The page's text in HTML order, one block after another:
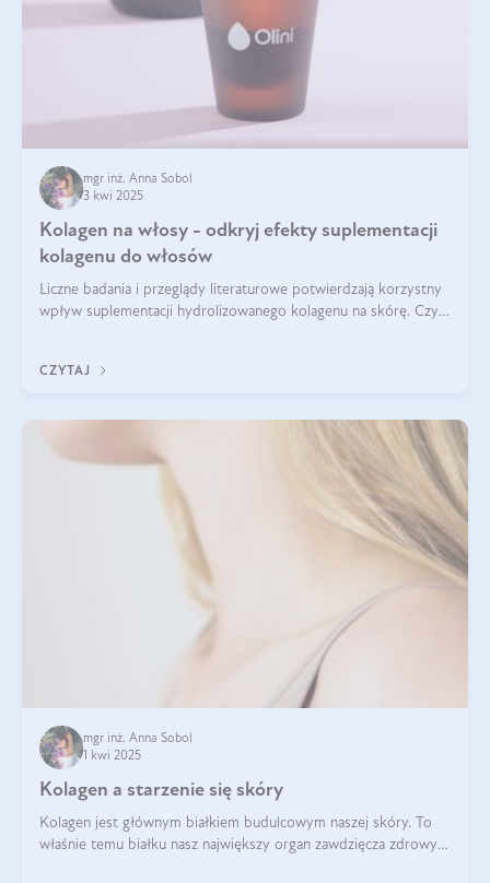
mgr inż. Anna Sobol
3 kwi 2025
Kolagen na włosy - odkryj efekty suplementacji
kolagenu do włosów
Liczne badania i przeglądy literaturowe potwierdzają korzystny
wpływ suplementacji hydrolizowanego kolagenu na skórę. Czy
CZYTAJ
mgr inż. Anna Sobol
1 kwi 2025
Kolagen a starzenie się skóry
Kolagen jest głównym białkiem budulcowym naszej skóry. To
właśnie temu białku nasz największy organ zawdzięcza zdrowy